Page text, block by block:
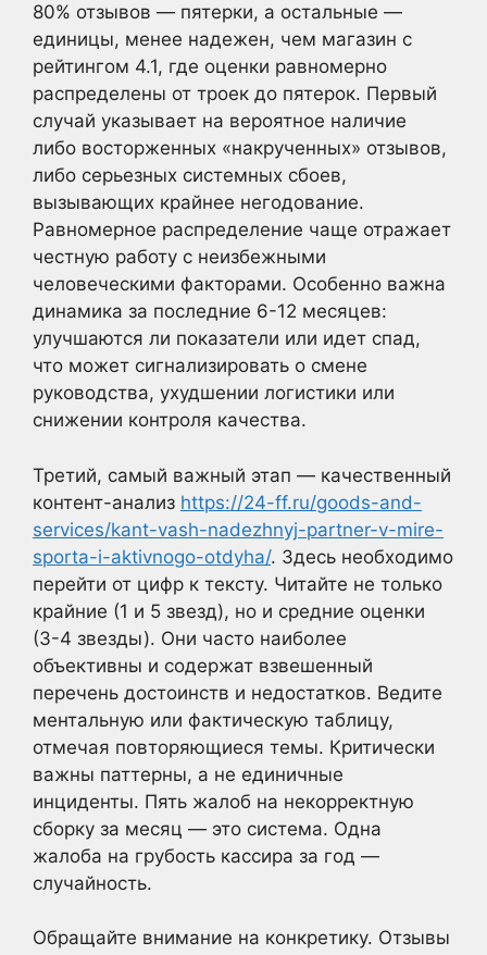
80% отзывов — пятерки, а остальные —
единицы, менее надежен, чем магазин с
рейтингом 4.1, где оценки равномерно
распределены от троек до пятерок. Первый
случай указывает на вероятное наличие
либо восторженных «накрученных» отзывов,
либо серьезных системных сбоев,
вызывающих крайнее негодование.
Равномерное распределение чаще отражает
честную работу с неизбежными
человеческими факторами. Особенно важна
динамика за последние 6-12 месяцев:
улучшаются ли показатели или идет спад,
что может сигнализировать о смене
руководства, ухудшении логистики или
снижении контроля качества.
Третий, самый важный этап — качественный
контент-анализ https://24-ff.ru/goods-and-
services/kant-vash-nadezhnyj-partner-v-mire-
sporta-i-aktivnogo-otdyha/. Здесь необходимо
перейти от цифр к тексту. Читайте не только
крайние (1 и 5 звезд), но и средние оценки
(3-4 звезды). Они часто наиболее
объективны и содержат взвешенный
перечень достоинств и недостатков. Ведите
ментальную или фактическую таблицу,
отмечая повторяющиеся темы. Критически
важны паттерны, а не единичные
инциденты. Пять жалоб на некорректную
сборку за месяц — это система. Одна
жалоба на грубость кассира за год —
случайность.
Обращайте внимание на конкретику. Отзывы